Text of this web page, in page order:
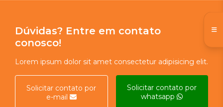
Dúvidas? Entre em contato
conosco!
Lorem ipsum dolor sit amet consectetur adipisicing elit.
Solicitar contato por
e-mail
Solicitar contato por
whatsapp